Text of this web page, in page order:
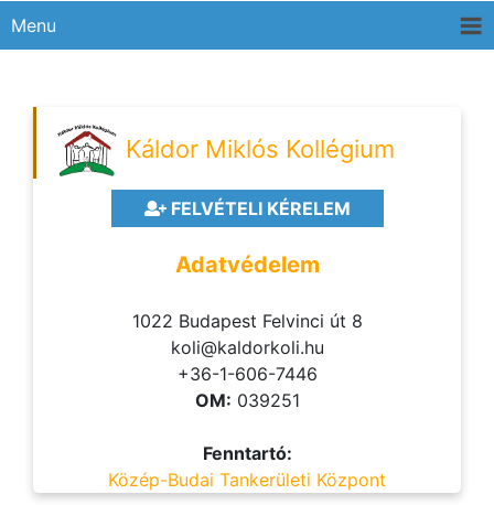
Menu
Káldor Miklós Kollégium
FELVÉTELI KÉRELEM
Adatvédelem
1022 Budapest Felvinci út 8
koli@kaldorkoli.hu
+36-1-606-7446
OM: 039251
Fenntartó:
Közép-Budai Tankerületi Központ